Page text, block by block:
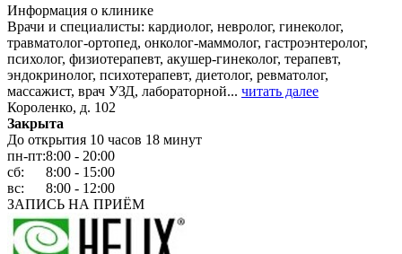
Информация о клинике
Врачи и специалисты: кардиолог, невролог, гинеколог,
травматолог-ортопед, онколог-маммолог, гастроэнтеролог,
психолог, физиотерапевт, акушер-гинеколог, терапевт,
эндокринолог, психотерапевт, диетолог, ревматолог,
массажист, врач УЗД, лабораторной... читать далее
Короленко, д. 102
Закрыта
До открытия 10 часов 18 минут
пн-пт:8:00 - 20:00
сб:
8:00 - 15:00
вс:
8:00 - 12:00
ЗАПИСЬ НА ПРИЁМ